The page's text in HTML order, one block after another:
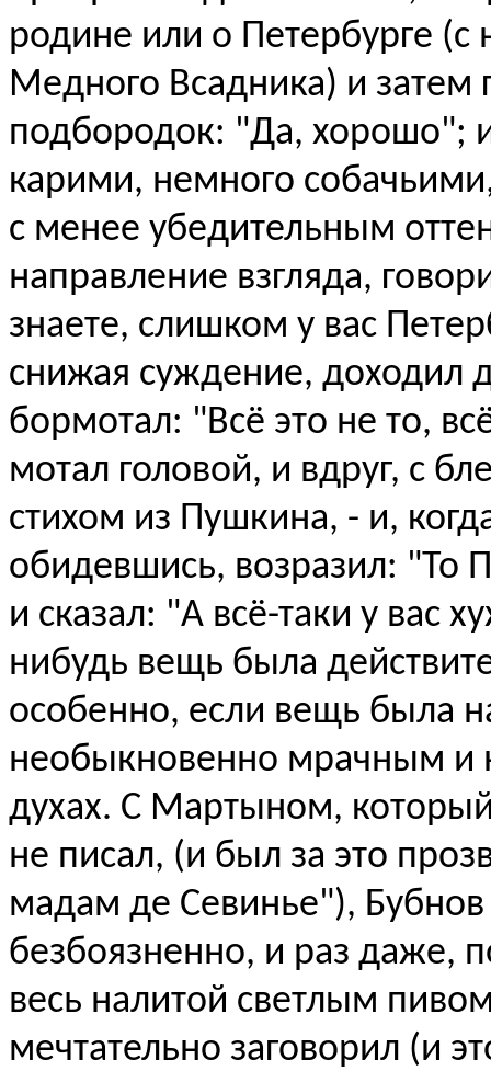
родине или о Петербурге
Медного Всадника) и затем
подбородок: "Да, хорошо";
карими, немного
с менее убедительным
направление взгляда,
знаете, слишком у вас
снижая суждение, доходил
бормотал: "Всё это не то,
мотал головой, и вдруг, с
стихом из Пушкина, - и,
обидевшись, возразил: "То
и сказал: "А всё-таки у вас
нибудь вещь была
особенно, если вещь была
необыкновенно мрачным и
духах. С Мартыном,
не писал, (и был за это
мадам де Севинье"),
безбоязненно, и раз даже,
весь налитой светлым
мечтательно заговорил (и